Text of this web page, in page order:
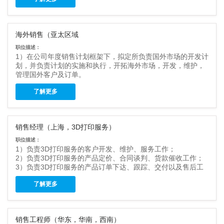
的业务方向快速做出积极反应；
3）每周对市场上的销售状况进行总结分析，根据市场需求及时
4）了解渠道管理和运作，清楚终端情况。
5）负责搜集新客户的资料并进行沟通，开发新客户；
6）完成公司对当地市场品牌宣传促销的各项要求。
任职要求：
1）大专及以上市场营销、机电一体化、计算机相关专业。
2）具有一年以上制鞋业机械设备（数控加工设备等）、3D扫描，3D打印
经验优先考虑；
海外销售（亚太区域
职位描述：
1）在公司年度销售计划框架下，拟定所负责国外市场的开发计
划，并负责计划的实施和执行，开拓海外市场，开发，维护，
管理国外客户及订单。
2）展会前后客户信息整理和记录，展会期间的洽谈，后续的跟
进开发等。
3）国外客户的来访接待和商务谈判。
4）从询盘，价格磋商，直至完成订单，按照公司业务操作流程
5）货款收回，业务文件记录，存档和分析，统计各项销售数据
等。及时处理客户异议，安排售后服务工作。
任职要求：
1）商务英语或国际贸易相关专业，CET4级以上，有3D打印或
海外机械设备销售工作经验优先：
2）2年以上的外贸业务员经验，熟悉外贸流程，能在公司安排
下独立拜访海外客户；
3）电脑办公软件自动化非常熟练。
4）英语口语交流流利，具备一定的同声传译能力，英语为工作
语言。
5）具有国际市场拓展经验，擅长沟通，能正确理解客户需求，
了解更多
销售经理（上海，3D打印服务）
职位描述：
1）负责3D打印服务的客户开发、维护、服务工作；
2）负责3D打印服务的产品定价、合同谈判、货款催收工作；
3）负责3D打印服务的产品订单下达、跟踪、交付以及售后工
作；
4）努力完成公司下达的销售目标，不断开拓新客户；
5）组织协调公司的3D打印服务推广，配合客户完成相关产品
的培训、推广和服务工作。
1）全日制大专及以上学历，营销类或工业设计、机械、模具设
了解更多
销售工程师（华东，华南，西南）